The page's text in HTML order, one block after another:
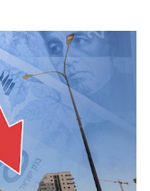
דעות
רכילות
עסקית
קריפטו